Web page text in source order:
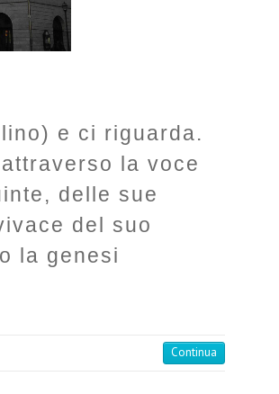
e ci riguarda.
la voce
delle sue
del suo
la genesi
Continua